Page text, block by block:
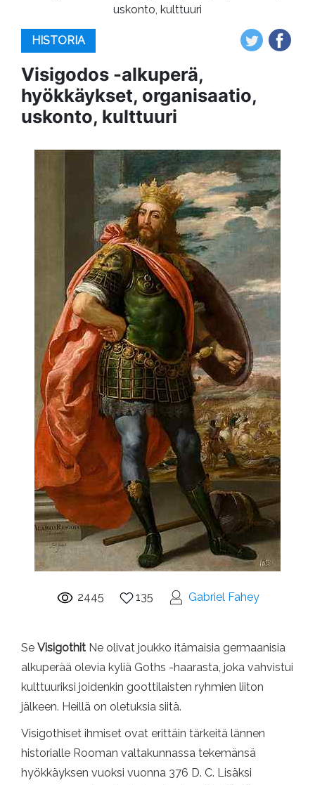
uskonto, kulttuuri
HISTORIA
Visigodos -alkuperä,
hyökkäykset, organisaatio,
uskonto, kulttuuri
2445 135 Gabriel Fahey
Se Visigothit Ne olivat joukko itämaisia ​​germaanisia
alkuperää olevia kyliä Goths -haarasta, joka vahvistui
kulttuuriksi joidenkin goottilaisten ryhmien liiton
jälkeen. Heillä on oletuksia siitä.
Visigothiset ihmiset ovat erittäin tärkeitä lännen
historialle Rooman valtakunnassa tekemänsä
hyökkäyksen vuoksi vuonna 376 D. C. Lisäksi